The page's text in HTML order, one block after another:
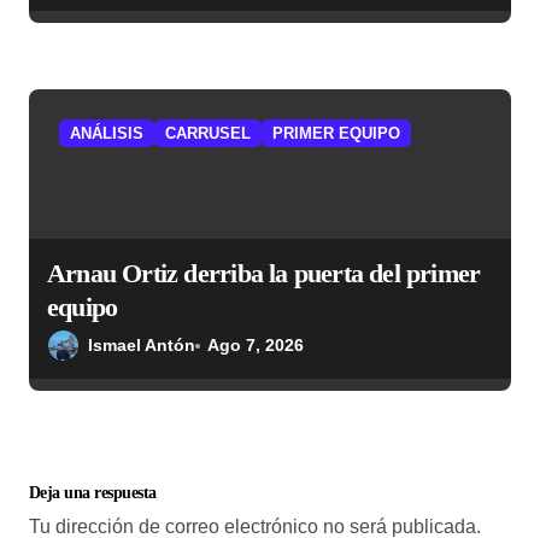
ANÁLISIS CARRUSEL PRIMER EQUIPO
Arnau Ortiz derriba la puerta del primer
equipo
Ismael Antón Ago 7, 2026
Deja una respuesta
Tu dirección de correo electrónico no será publicada.